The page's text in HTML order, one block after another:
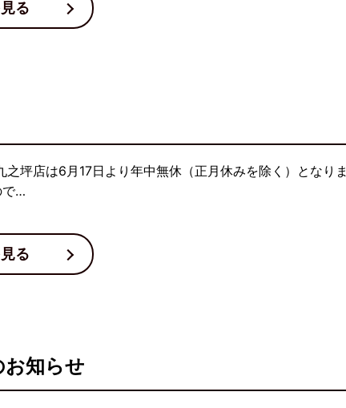
る
坪店は6月17日より年中無休（正月休みを除く）となりま
で…
る
知らせ